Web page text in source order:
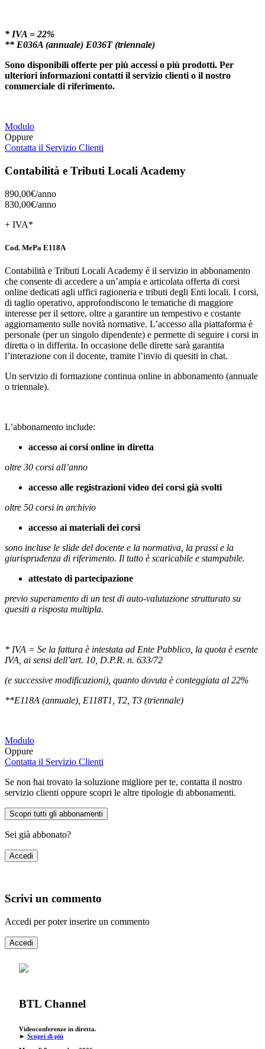
* IVA = 22%
** E036A (annuale) E036T (triennale)
Sono disponibili offerte per più accessi o più prodotti. Per
ulteriori informazioni contatti il servizio clienti o il nostro
commerciale di riferimento.
Modulo
Oppure
Contatta il Servizio Clienti
Contabilità e Tributi Locali Academy
890,00€/anno
830,00€/anno
+ IVA*
Cod. MePa E118A
Contabilità e Tributi Locali Academy è il servizio in abbonamento
che consente di accedere a un’ampia e articolata offerta di corsi
online dedicati agli uffici ragioneria e tributi degli Enti locali. I corsi,
di taglio operativo, approfondiscono le tematiche di maggiore
interesse per il settore, oltre a garantire un tempestivo e costante
aggiornamento sulle novità normative. L’accesso alla piattaforma è
personale (per un singolo dipendente) e permette di seguire i corsi in
diretta o in differita. In occasione delle dirette sarà garantita
l’interazione con il docente, tramite l’invio di quesiti in chat.
Un servizio di formazione continua online in abbonamento (annuale
o triennale).
L’abbonamento include:
accesso ai corsi online in diretta
oltre 30 corsi all’anno
accesso alle registrazioni video dei corsi già svolti
oltre 50 corsi in archivio
accesso ai materiali dei corsi
sono incluse le slide del docente e la normativa, la prassi e la
giurisprudenza di riferimento. Il tutto è scaricabile e stampabile.
attestato di partecipazione
previo superamento di un test di auto-valutazione strutturato su
quesiti a risposta multipla.
* IVA = Se la fattura è intestata ad Ente Pubblico, la quota è esente
IVA, ai sensi dell’art. 10, D.P.R. n. 633/72
(e successive modificazioni), quanto dovuta è conteggiata al 22%
**E118A (annuale), E118T1, T2, T3 (triennale)
Modulo
Oppure
Contatta il Servizio Clienti
Se non hai trovato la soluzione migliore per te, contatta il nostro
servizio clienti oppure scopri le altre tipologie di abbonamenti.
Scopri tutti gli abbonamenti
Sei già abbonato?
Accedi
Scrivi un commento
Accedi per poter inserire un commento
Accedi
BTL Channel
Videoconferenze in diretta.
► Scopri di più